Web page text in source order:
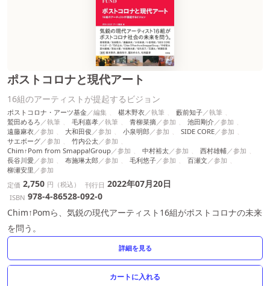
ポストコロナと現代アート
16組のアーティストが提起するビジョン
ポストコロナ・アーツ基金 椹木野衣
藪前知子
鷲田めるろ
毛利嘉孝 青柳菜摘
池田剛介
遠藤麻衣
大和田俊 小泉明郎
SIDE CORE
サエボーグ
竹内公太
Chim↑Pom from Smappa!Group
中村裕太
西村雄輔
長谷川愛
布施琳太郎 毛利悠子
百瀬文
柳瀬安里
定価 2,750 円（税込） 刊行日 2022年07月20日
ISBN 978-4-86528-092-0
Chim↑Pomら、気鋭の現代アーティスト16組がポストコロナの未来
を問う。
詳細を見る